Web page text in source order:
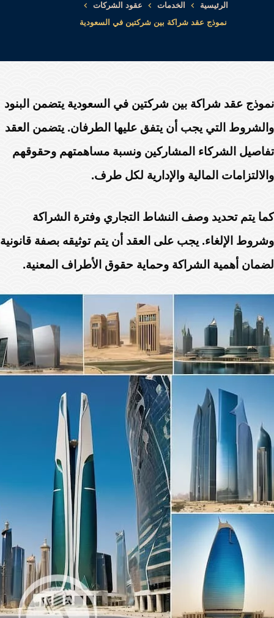
الرئيسية الخدمات
عقود الشركات
نموذج عقد شراكة بين شركتين في السعودية
نموذج عقد شراكة بين شركتين في السعودية يتضمن البنود
والشروط التي يجب أن يتفق عليها الطرفان. يتضمن العقد
تفاصيل الشركاء المشاركين ونسبة مساهمتهم وحقوقهم
والالتزامات المالية والإدارية لكل طرف.
كما يتم تحديد وصف النشاط التجاري وفترة الشراكة
وشروط الإلغاء. يجب على العقد أن يتم توثيقه بصفة قانونية
لضمان أهمية الشراكة وحماية حقوق الأطراف المعنية.